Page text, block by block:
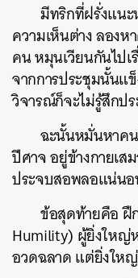
มีทริกที่ฝรั่งแนะ
ความเห็นต่าง ลองห
คน หมุนเวียนกันไป
จากการประชุมนั้นแ
วิจารณ์ก็จะไม่รู้สึกป
ฉะนั้นหมั่นหาค
ปีศาจ อยู่ข้างกายเ
ประจบสอพลอแน่น
ข้อสุดท้ายคือ ฝึ
Humility) ผู้ยิ่งใหญ่
อวดฉลาด แต่ยิ่งใหญ่